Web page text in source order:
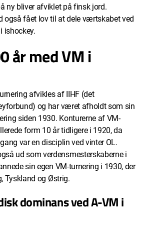
ny bliver afviklet på finsk jord.
også fået lov til at dele værtskabet ved
ishockey.
år med VM i
afvikles af IIHF (det
og har været afholdt som sin
siden 1930. Konturerne af VM-
form 10 år tidligere i 1920, da
var en disciplin ved vinter OL.
ud som verdensmesterskaberne i
sin egen VM-turnering i 1930, der
Tyskland og Østrig.
dominans ved A-VM i